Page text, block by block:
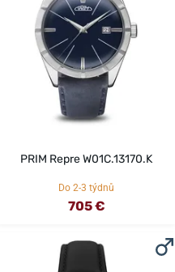
PRIM Repre W01C.13170.K
Do 2-3 týdnů
705 €